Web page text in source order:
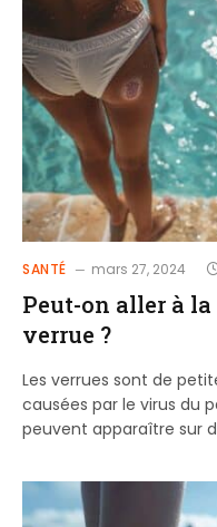
SANTÉ mars 27, 2024
Peut-on aller à
verrue ?
Les verrues sont de
causées par le virus du
peuvent apparaître sur